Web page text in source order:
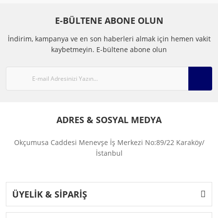
E-BÜLTENE ABONE OLUN
İndirim, kampanya ve en son haberleri almak için hemen vakit
kaybetmeyin. E-bültene abone olun
ADRES & SOSYAL MEDYA
Okçumusa Caddesi Menevşe İş Merkezi No:89/22 Karaköy/
İstanbul
ÜYELİK & SİPARİŞ